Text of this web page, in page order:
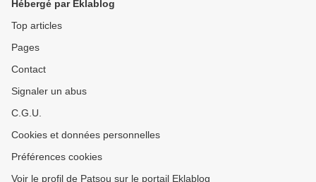
Hébergé par Eklablog
Top articles
Pages
Contact
Signaler un abus
C.G.U.
Cookies et données personnelles
Préférences cookies
Voir le profil de Patsou sur le portail Eklablog